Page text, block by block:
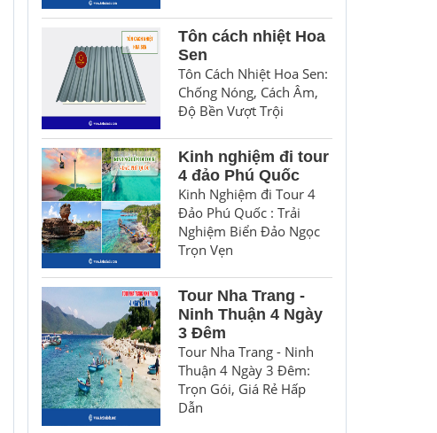
Tôn cách nhiệt Hoa
Sen
Tôn Cách Nhiệt Hoa Sen:
Chống Nóng, Cách Âm,
Độ Bền Vượt Trội
Kinh nghiệm đi tour
4 đảo Phú Quốc
Kinh Nghiệm đi Tour 4
Đảo Phú Quốc : Trải
Nghiệm Biển Đảo Ngọc
Trọn Vẹn
Tour Nha Trang -
Ninh Thuận 4 Ngày
3 Đêm
Tour Nha Trang - Ninh
Thuận 4 Ngày 3 Đêm:
Trọn Gói, Giá Rẻ Hấp
Dẫn